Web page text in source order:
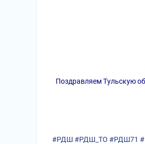
Поздравляем Тульскую
#РДШ #РДШ_ТО #РДШ71